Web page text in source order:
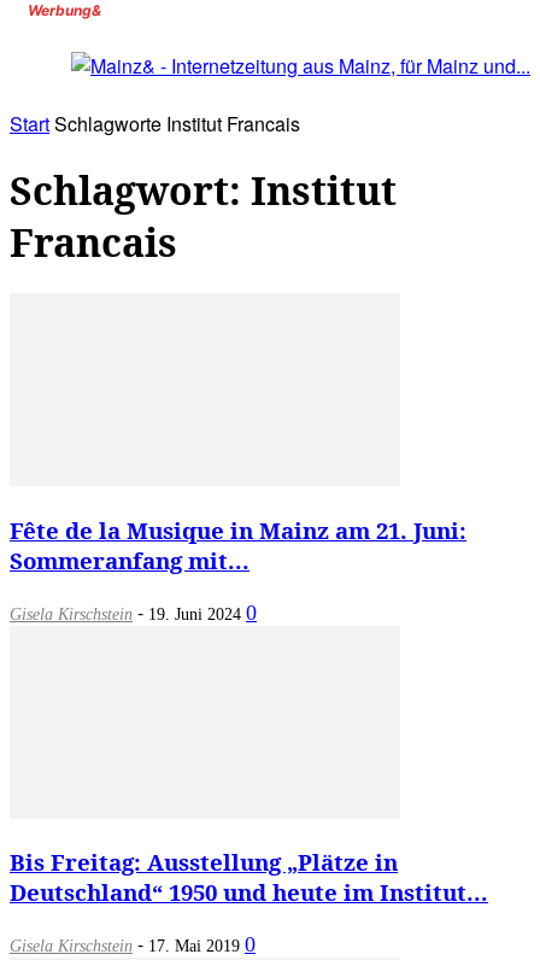
Werbung&
StartSchlagworte Institut Francais
Schlagwort: Institut
Francais
Fête de la Musique in Mainz am 21. Juni:
Sommeranfang mit...
Gisela Kirschstein - 19. Juni 2024 0
Bis Freitag: Ausstellung „Plätze in
Deutschland“ 1950 und heute im Institut...
Gisela Kirschstein - 17. Mai 2019 0